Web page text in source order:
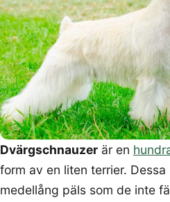
Dvärgschnauzer är en
form av en liten terrier. Dessa
medellång päls som de inte